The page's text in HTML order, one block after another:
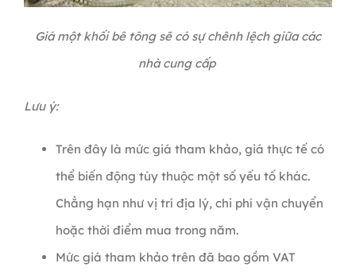
Giá một khối bê tông sẽ có sự chênh lệch giữa các
nhà cung cấp
Lưu ý:
Trên đây là mức giá tham khảo, giá thực tế có
thể biến động tùy thuộc một số yếu tố khác.
Chẳng hạn như vị trí địa lý, chi phí vận chuyển
hoặc thời điểm mua trong năm.
Mức giá tham khảo trên đã bao gồm VAT